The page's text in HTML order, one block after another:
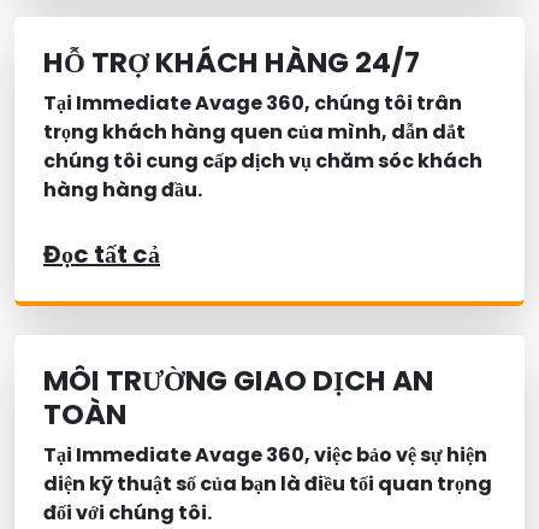
HỖ TRỢ KHÁCH HÀNG 24/7
Tại Immediate Avage 360, chúng tôi trân
trọng khách hàng quen của mình, dẫn dắt
chúng tôi cung cấp dịch vụ chăm sóc khách
hàng hàng đầu.
Đọc tất cả
MÔI TRƯỜNG GIAO DỊCH AN
TOÀN
Tại Immediate Avage 360, việc bảo vệ sự hiện
diện kỹ thuật số của bạn là điều tối quan trọng
đối với chúng tôi.